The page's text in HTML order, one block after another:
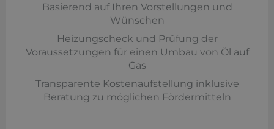
Basierend auf Ihren Vorstellungen und
Wünschen
Heizungscheck und Prüfung der
Voraussetzungen für einen Umbau von Öl auf
Gas
Transparente Kostenaufstellung inklusive
Beratung zu möglichen Fördermitteln